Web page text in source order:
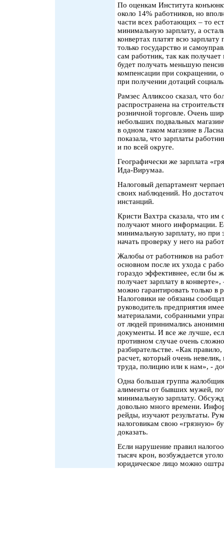
По оценкам Института
около 14% работников, но
части всех работающих – то
минимальную зарплату, а
конвертах платят всю
только государство и
сам работник, так как
будет получать меньшую
компенсации при сокращении,
при получении дотаций
Рамзес Алликсоо сказал, что
распространена на
розничной торговле. Очень
небольших подвальных
в одном таком магазине в
показала, что зарплаты
и по всей округе.
Географически же зарплата
Ида-Вирумаа.
Налоговый департамент
своих наблюдений. Но
инстанций.
Кристи Вахтра сказала, что им
получают много информации.
минимальную зарплату, но
начать проверку у него на
Жалобы от работников на
основном после их ухода с
гораздо эффективнее, если бы
получает зарплату в
можно гарантировать только в
Налоговики не обязаны
руководитель предприятия
материалами, собранными
от людей принимались
документы. И все же лучше,
противном случае очень
разбирательстве. «Как
расчет, который очень
труда, полицию или к нам», -
Одна большая группа
алименты от бывших мужей,
минимальную зарплату.
довольно много времени.
рейды, изучают результаты.
налоговикам свою «грязную»
доказать.
Если нарушение правил
тысяч крон, возбуждается
юридическое лицо можно